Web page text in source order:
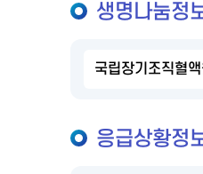
생명나눔정
국립장기조직혈
응급상황정